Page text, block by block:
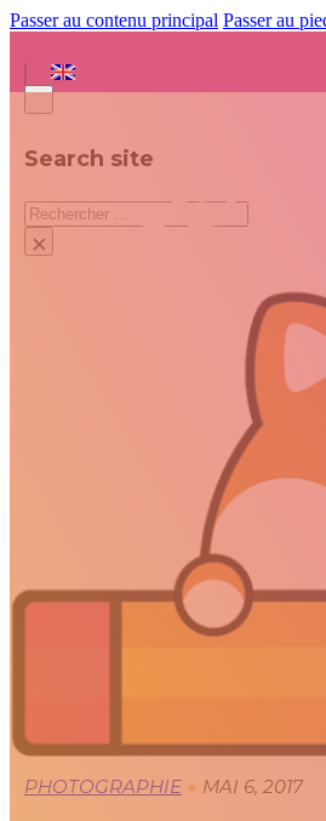
Passer au contenu principal Passer au
Search site
Rechercher
×
CIEL –
PHOTOGRAPHIE ● MAI 6, 2017